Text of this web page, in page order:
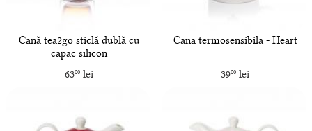
Cană tea2go sticlă dublă cu
capac silicon
6300lei
Cana termosensibila - Heart
3900lei